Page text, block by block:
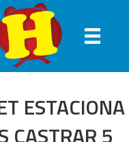
ESTACIONA